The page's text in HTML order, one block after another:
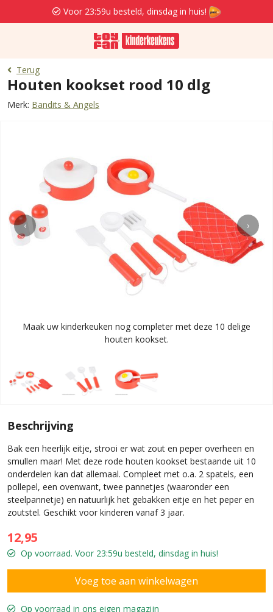
Voor 23:59u besteld, dinsdag in huis!
Terug
Houten kookset rood 10 dlg
Merk: Bandits & Angels
‹ ›
Maak uw kinderkeuken nog completer met deze 10 delige
houten kookset.
Beschrijving
Bak een heerlijk eitje, strooi er wat zout en peper overheen en
smullen maar! Met deze rode houten kookset bestaande uit 10
onderdelen kan dat allemaal. Compleet met o.a. 2 spatels, een
pollepel, een ovenwant, twee pannetjes (waaronder een
steelpannetje) en natuurlijk het gebakken eitje en het peper en
zoutstel. Geschikt voor kinderen vanaf 3 jaar.
12,95
Op voorraad. Voor 23:59u besteld, dinsdag in huis!
Op voorraad in ons eigen magazijn